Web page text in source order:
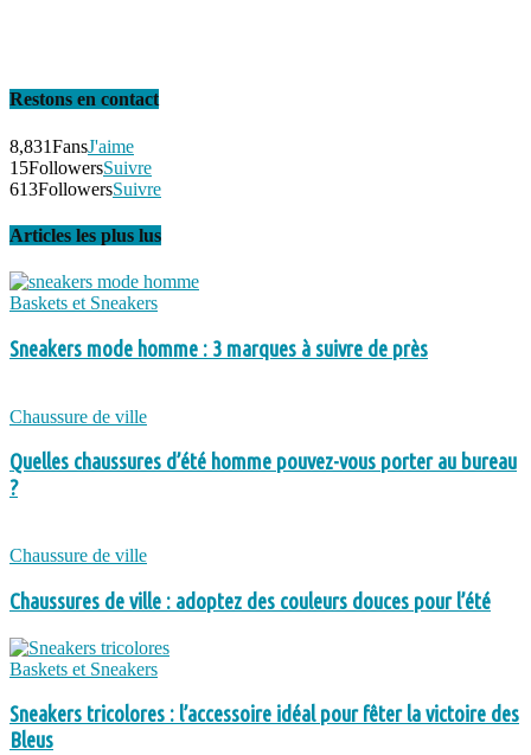
Restons en contact
8,831FansJ'aime
15FollowersSuivre
613FollowersSuivre
Articles les plus lus
Baskets et Sneakers
Sneakers mode homme : 3 marques à suivre de près
Chaussure de ville
Quelles chaussures d’été homme pouvez-vous porter au bureau
?
Chaussure de ville
Chaussures de ville : adoptez des couleurs douces pour l’été
Baskets et Sneakers
Sneakers tricolores : l’accessoire idéal pour fêter la victoire des
Bleus